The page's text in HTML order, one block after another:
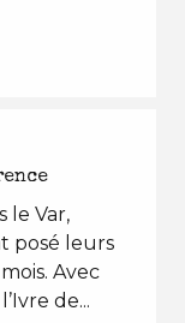
le Var,
posé leurs
Avec
de...